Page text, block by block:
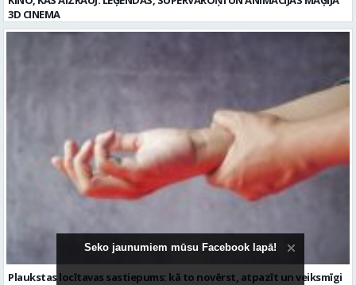
Plaukstas locītavas sastiepums: kā to novērst, atpazīt un veiksmīgi
Seko jaunumiem mūsu Facebook lapā!